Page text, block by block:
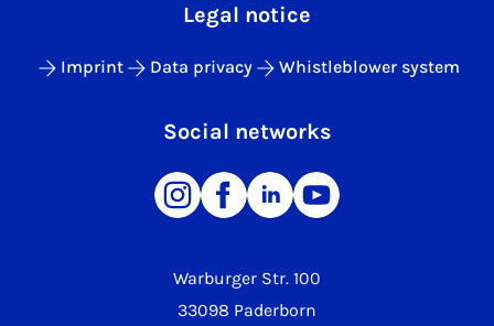
Warburger Str. 100
33098 Paderborn
Legal notice
Imprint Data privacy Whistleblower system
Social networks